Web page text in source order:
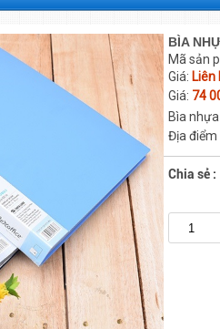
BÌA
Mã sản
Giá: Liên
Giá: 74
Bìa
Địa điểm
Chia sẻ :